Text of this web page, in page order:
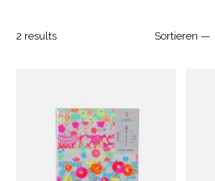
2 results Sortieren —